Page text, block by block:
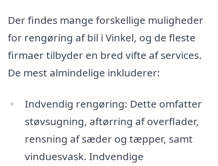
Der findes mange forskellige muligheder
for rengøring af bil i Vinkel, og de fleste
firmaer tilbyder en bred vifte af services.
De mest almindelige inkluderer:
Indvendig rengøring: Dette omfatter
støvsugning, aftørring af overflader,
rensning af sæder og tæpper, samt
vinduesvask. Indvendige